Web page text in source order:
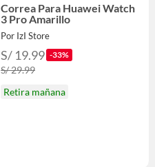
Correa Para Huawei Watch
3 Pro Amarillo
Por IzI Store
S/ 19.99 -33%
S/ 29.99
Retira mañana